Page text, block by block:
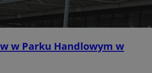
w Parku Handlowym w